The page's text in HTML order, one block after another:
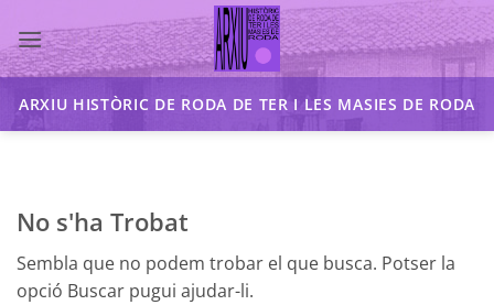
to
content
ARXIU HISTÒRIC DE RODA DE TER I LES MASIES DE RODA
No s'ha Trobat
Sembla que no podem trobar el que busca. Potser la
opció Buscar pugui ajudar-li.